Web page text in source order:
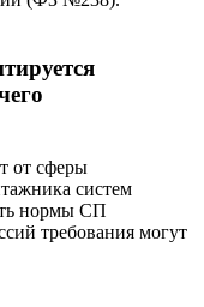
от сферы
систем
нормы СП
требования могут